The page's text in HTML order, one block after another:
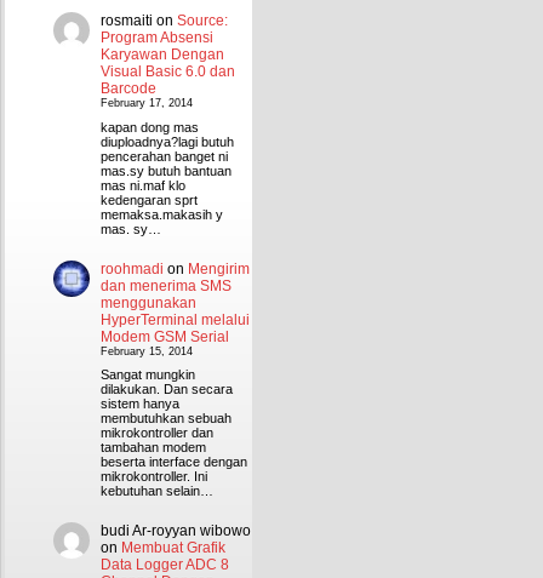
rosmaiti on Source:
Program Absensi
Karyawan Dengan
Visual Basic 6.0 dan
Barcode
February 17, 2014
kapan dong mas
diuploadnya?lagi butuh
pencerahan banget ni
mas.sy butuh bantuan
mas ni.maf klo
kedengaran sprt
memaksa.makasih y
mas. sy…
roohmadi on Mengirim
dan menerima SMS
menggunakan
HyperTerminal melalui
Modem GSM Serial
February 15, 2014
Sangat mungkin
dilakukan. Dan secara
sistem hanya
membutuhkan sebuah
mikrokontroller dan
tambahan modem
beserta interface dengan
mikrokontroller. Ini
kebutuhan selain…
budi Ar-royyan wibowo
on Membuat Grafik
Data Logger ADC 8